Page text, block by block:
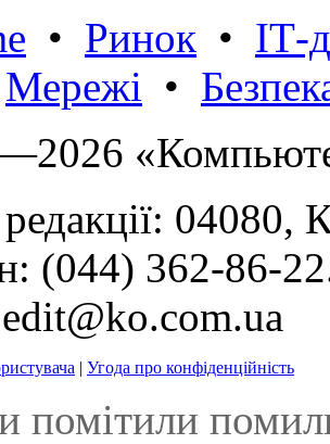
• Ринок • IТ-
Мережі •
04080,
(044) 362-86-22
edit@ko.com.ua
| Угода про конфіденційність